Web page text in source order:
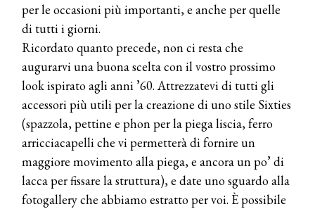
per le occasioni più importanti, e anche per quelle
di tutti i giorni.
Ricordato quanto precede, non ci resta che
augurarvi una buona scelta con il vostro prossimo
look ispirato agli anni ’60. Attrezzatevi di tutti gli
accessori più utili per la creazione di uno stile Sixties
(spazzola, pettine e phon per la piega liscia, ferro
arricciacapelli che vi permetterà di fornire un
maggiore movimento alla piega, e ancora un po’ di
lacca per fissare la struttura), e date uno sguardo alla
fotogallery che abbiamo estratto per voi. È possibile